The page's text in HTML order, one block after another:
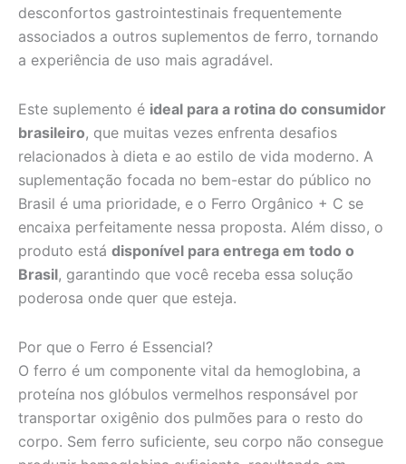
desconfortos gastrointestinais frequentemente
associados a outros suplementos de ferro, tornando
a experiência de uso mais agradável.
Este suplemento é ideal para a rotina do consumidor
brasileiro, que muitas vezes enfrenta desafios
relacionados à dieta e ao estilo de vida moderno. A
suplementação focada no bem-estar do público no
Brasil é uma prioridade, e o Ferro Orgânico + C se
encaixa perfeitamente nessa proposta. Além disso, o
produto está disponível para entrega em todo o
Brasil, garantindo que você receba essa solução
poderosa onde quer que esteja.
Por que o Ferro é Essencial?
O ferro é um componente vital da hemoglobina, a
proteína nos glóbulos vermelhos responsável por
transportar oxigênio dos pulmões para o resto do
corpo. Sem ferro suficiente, seu corpo não consegue